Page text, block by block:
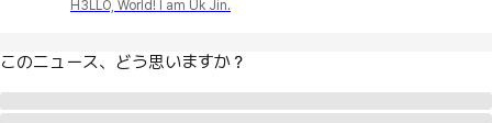
H3LLO, World! I am Uk Jin.
このニュース、どう思いますか？